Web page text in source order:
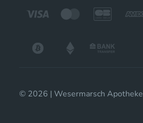
© 2026 | Wesermarsch Apotheke